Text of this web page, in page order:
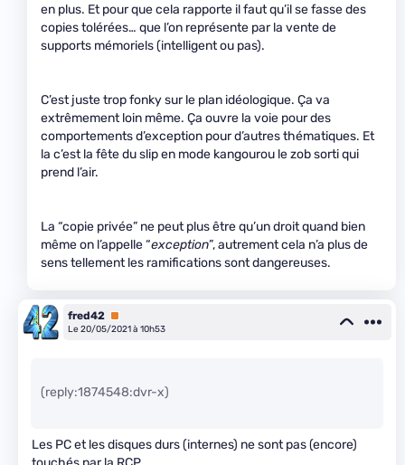
en plus. Et pour que cela rapporte il faut qu’il se fasse des
copies tolérées… que l’on représente par la vente de
supports mémoriels (intelligent ou pas).
C’est juste trop fonky sur le plan idéologique. Ça va
extrêmement loin même. Ça ouvre la voie pour des
comportements d’exception pour d’autres thématiques. Et
la c’est la fête du slip en mode kangourou le zob sorti qui
prend l’air.
La “copie privée” ne peut plus être qu’un droit quand bien
même on l’appelle “exception”, autrement cela n’a plus de
sens tellement les ramifications sont dangereuses.
fred42 Premium
Le 20/05/2021 à 10h53
(reply:1874548:dvr-x)
Les PC et les disques durs (internes) ne sont pas (encore)